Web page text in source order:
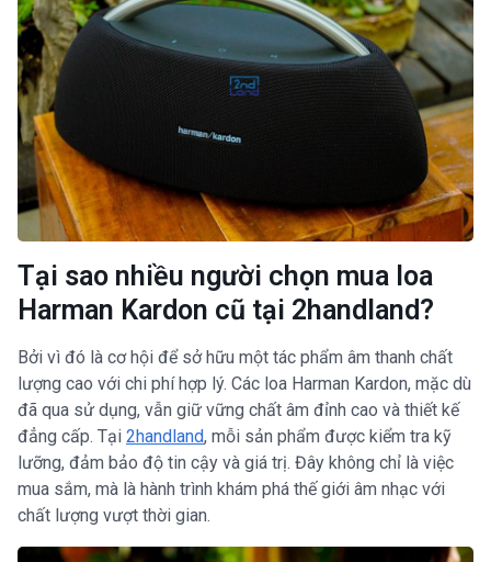
Tại sao nhiều người chọn mua loa
Harman Kardon cũ tại 2handland?
Bởi vì đó là cơ hội để sở hữu một tác phẩm âm thanh chất
lượng cao với chi phí hợp lý. Các loa Harman Kardon, mặc dù
đã qua sử dụng, vẫn giữ vững chất âm đỉnh cao và thiết kế
đẳng cấp. Tại 2handland, mỗi sản phẩm được kiểm tra kỹ
lưỡng, đảm bảo độ tin cậy và giá trị. Đây không chỉ là việc
mua sắm, mà là hành trình khám phá thế giới âm nhạc với
chất lượng vượt thời gian.